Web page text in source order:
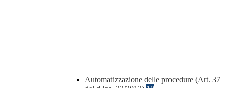
Automatizzazione delle procedure (Art. 37